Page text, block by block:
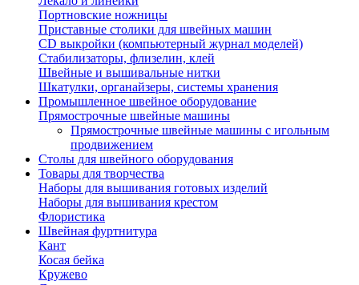
Портновские ножницы
Приставные столики для швейных машин
СD выкройки (компьютерный журнал моделей)
Стабилизаторы, флизелин, клей
Швейные и вышивальные нитки
Шкатулки, органайзеры, системы хранения
Промышленное швейное оборудование
Прямострочные швейные машины
Прямострочные швейные машины с игольным
продвижением
Столы для швейного оборудования
Товары для творчества
Наборы для вышивания готовых изделий
Наборы для вышивания крестом
Флористика
Швейная фуртнитура
Кант
Косая бейка
Кружево